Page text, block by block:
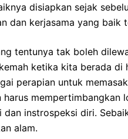
disiapkan sejak
dan kerjasama yang
tentunya tak boleh
ketika kita berada
perapian untuk
mempertimbangkan
dan instrospeksi diri.
alam.